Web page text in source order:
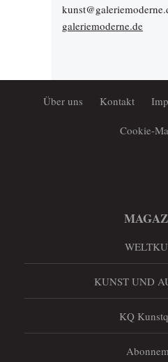
galeriemoderne.de
Über uns Kontakt
Cookie-
KUNST UND
KQ